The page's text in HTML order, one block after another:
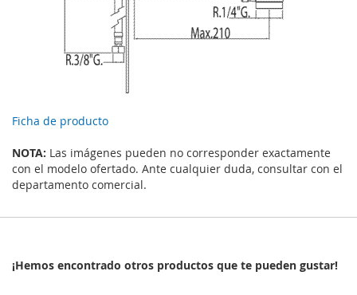
Ficha de producto
NOTA: Las imágenes pueden no corresponder exactamente
con el modelo ofertado. Ante cualquier duda, consultar con el
departamento comercial.
¡Hemos encontrado otros productos que te pueden gustar!